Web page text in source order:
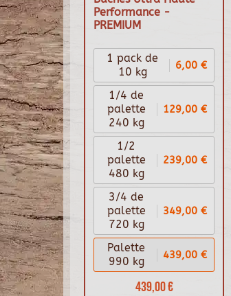
Performance -
PREMIUM
439,00 €
1 pack de
10 kg
6,00 €
1/4 de
palette
240 kg
129,00 €
1/2
palette
480 kg
239,00 €
3/4 de
palette
720 kg
349,00 €
Palette
990 kg
439,00 €